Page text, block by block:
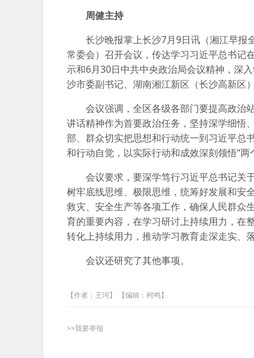
周健主持
长沙晚报掌上长沙7月9日讯（湘江早报
常委会）召开会议，传达学习习近平总书记
示和6月30日中共中央政治局会议精神，深
沙市委副书记、湖南湘江新区（长沙高新区
会议强调，全区各级各部门要提高政治
讲话精神作为首要政治任务，坚持深学细悟
部、群众切实把思想和行动统一到习近平总
和行动自觉，以实际行动和成效深刻领悟“两
会议要求，要深学笃行习近平总书记关
树牢底线思维、极限思维，统筹好发展和安
救灾、安全生产等各项工作，确保人民群众
育的重要内容，在学习研讨上持续用力，在
转化上持续用力，推动学习教育走深走实、落
会议还研究了其他事项。
【作者：王珂】 【编辑：柯鸣】
>>我要举报